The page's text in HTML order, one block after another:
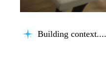
Building context...